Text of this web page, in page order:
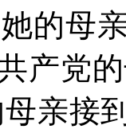
她的母
产党
亲接